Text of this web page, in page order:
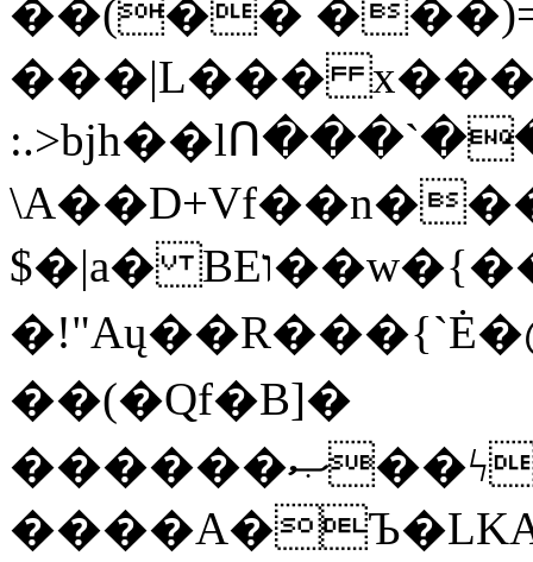
��(��
���|L���
$�|a� BEו��w�{���;���q�X��d%�������W� hU�(�1�Ū}9�S�F<��i�L3�;�
��(�Qf�B]�
������ޞ��ϟak��r��_39$�8�p���7�2�yIZ�R��x��/